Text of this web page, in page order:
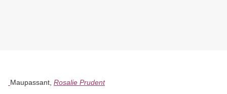
Maupassant, Rosalie Prudent